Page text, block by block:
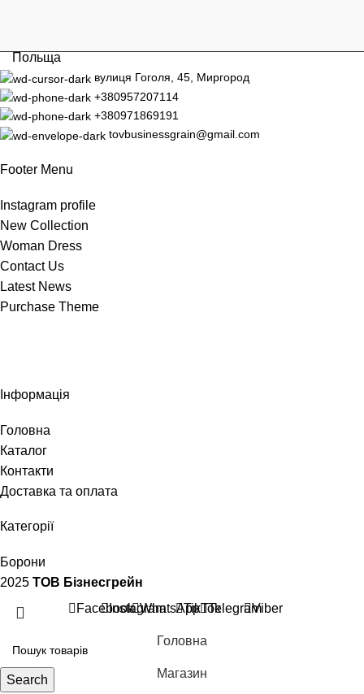
Польща
вулиця Гоголя, 45, Миргород
+380957207114
+380971869191
tovbusinessgrain@gmail.com
Footer Menu
Instagram profile
New Collection
Woman Dress
Contact Us
Latest News
Purchase Theme
Інформація
Головна
Каталог
Контакти
Доставка та оплата
Категорії
Борони
2025 ТОВ Бізнесгрейн
Search
FacebookInstagramWhatsAppTikTokTelegramViber
Головна
Магазин